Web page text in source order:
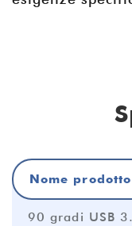
Nome prodotto
90 gradi USB